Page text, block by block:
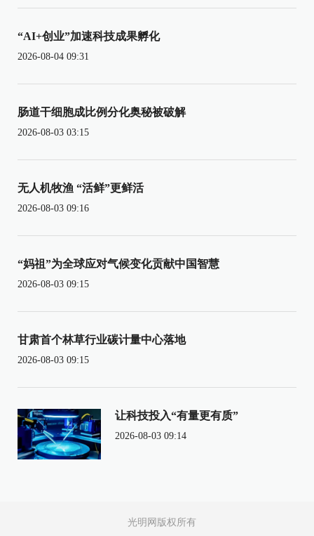
“AI+创业”加速科技成果孵化
2026-08-04 09:31
肠道干细胞成比例分化奥秘被破解
2026-08-03 03:15
无人机牧渔 “活鲜”更鲜活
2026-08-03 09:16
“妈祖”为全球应对气候变化贡献中国智慧
2026-08-03 09:15
甘肃首个林草行业碳计量中心落地
2026-08-03 09:15
让科技投入“有量更有质”
2026-08-03 09:14
光明网版权所有